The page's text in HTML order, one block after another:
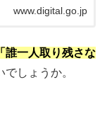
www.digital.go.jp
「誰一人取り残さな
しょうか。